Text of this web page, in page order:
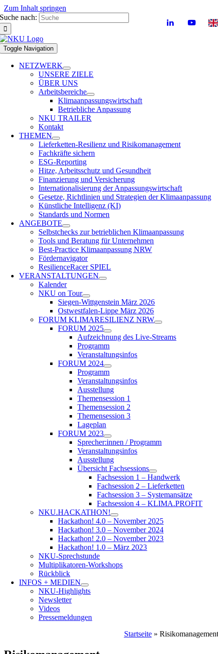
Zum Inhalt springen
Suche nach:
Toggle Navigation
NETZWERK
UNSERE ZIELE
ÜBER UNS
Arbeitsbereiche
Klimaanpassungswirtschaft
Betriebliche Anpassung
NKU TRAILER
Kontakt
THEMEN
Lieferketten-Resilienz und Risikomanagement
Fachkräfte sichern
ESG-Reporting
Hitze, Arbeitsschutz und Gesundheit
Finanzierung und Versicherung
Internationalisierung der Anpassungswirtschaft
Gesetze, Richtlinien und Strategien der Klimaanpassung
Künstliche Intelligenz (KI)
Standards und Normen
ANGEBOTE
Selbstchecks zur betrieblichen Klimaanpassung
Tools und Beratung für Unternehmen
Best-Practice Klimaanpassung NRW
Fördernavigator
ResilienceRacer SPIEL
VERANSTALTUNGEN
Kalender
NKU on Tour
Siegen-Wittgenstein März 2026
Ost­west­falen-Lippe März 2026
FORUM KLIMARESILIENZ NRW
FORUM 2025
Aufzeichnung des Live-Streams
Programm
Veranstaltungsinfos
FORUM 2024
Programm
Veranstaltungsinfos
Ausstellung
Themensession 1
Themensession 2
Themensession 3
Lageplan
FORUM 2023
Sprecher:innen / Programm
Veranstaltungsinfos
Ausstellung
Übersicht Fachsessions
Fachsession 1 – Handwerk
Fachsession 2 – Lieferketten
Fachsession 3 – Systemansätze
Fachsession 4 – KLIMA.PROFIT
NKU.HACKATHON!
Hackathon! 4.0 – November 2025
Hackathon! 3.0 – November 2024
Hackathon! 2.0 – November 2023
Hackathon! 1.0 – März 2023
NKU-Sprechstunde
Multiplikatoren-Workshops
Rückblick
INFOS + MEDIEN
NKU-Highlights
Newsletter
Videos
Pressemeldungen
Startseite» Risikomanagement